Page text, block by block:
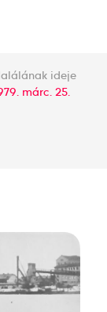
ideje
márc. 25.